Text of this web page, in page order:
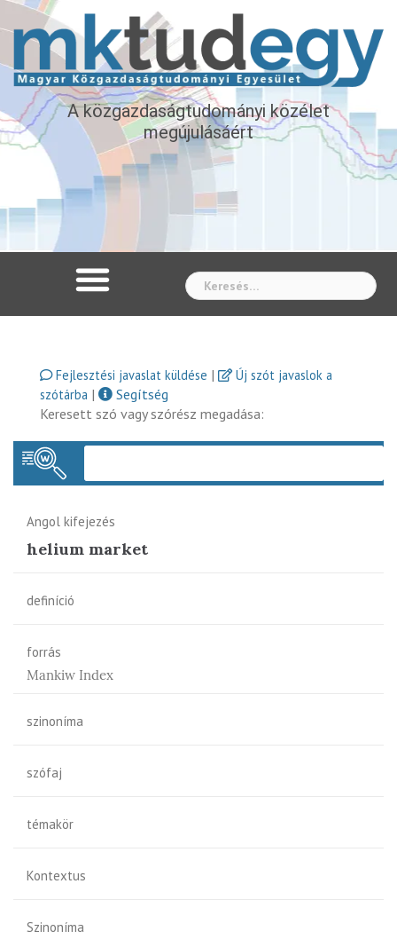
A közgazdaságtudományi közélet
megújulásáért
Fejlesztési javaslat küldése |
Új szót javaslok a
szótárba |
Segítség
Keresett szó vagy szórész megadása:
Angol kifejezés
helium market
definíció
forrás
Mankiw Index
szinoníma
szófaj
témakör
Kontextus
Szinoníma